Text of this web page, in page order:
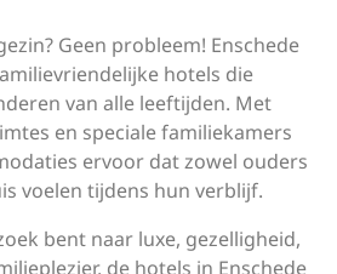
Geen probleem! Enschede
hotels die
van alle leeftijden. Met
en speciale familiekamers
ervoor dat zowel ouders
voelen tijdens hun verblijf.
bent naar luxe, gezelligheid,
de hotels in Enschede